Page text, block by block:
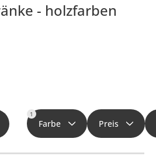
- holzfarben
1
Farbe Preis